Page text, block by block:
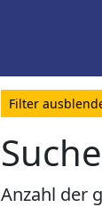
Filter aus
Anzahl der